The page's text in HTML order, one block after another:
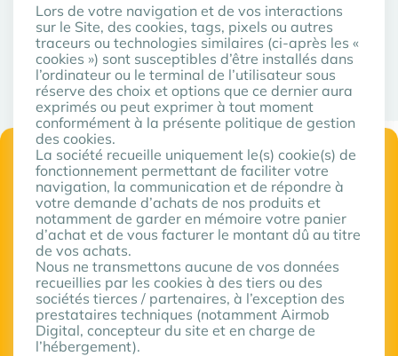
Lors de votre navigation et de vos interactions
sur le Site, des cookies, tags, pixels ou autres
traceurs ou technologies similaires (ci-après les «
cookies ») sont susceptibles d’être installés dans
l’ordinateur ou le terminal de l’utilisateur sous
réserve des choix et options que ce dernier aura
exprimés ou peut exprimer à tout moment
conformément à la présente politique de gestion
des cookies.
La société recueille uniquement le(s) cookie(s) de
fonctionnement permettant de faciliter votre
navigation, la communication et de répondre à
votre demande d’achats de nos produits et
notamment de garder en mémoire votre panier
d’achat et de vous facturer le montant dû au titre
de vos achats.
Nous ne transmettons aucune de vos données
recueillies par les cookies à des tiers ou des
sociétés tierces / partenaires, à l’exception des
prestataires techniques (notamment Airmob
Digital, concepteur du site et en charge de
l’hébergement).